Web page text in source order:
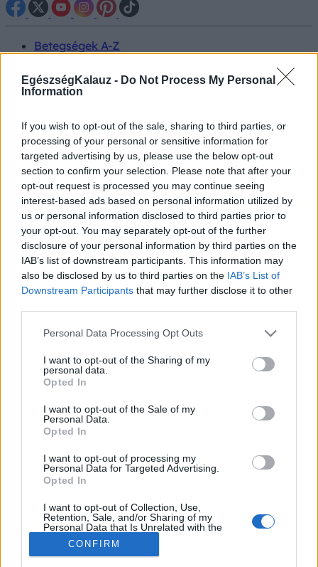
EgészségKalauz - Do Not Process My Personal
Information
If you wish to opt-out of the sale, sharing to third parties, or
processing of your personal or sensitive information for
targeted advertising by us, please use the below opt-out
section to confirm your selection. Please note that after your
opt-out request is processed you may continue seeing
interest-based ads based on personal information utilized by
us or personal information disclosed to third parties prior to
your opt-out. You may separately opt-out of the further
disclosure of your personal information by third parties on the
IAB’s list of downstream participants. This information may
also be disclosed by us to third parties on the IAB’s List of
Downstream Participants that may further disclose it to other
Please note that this website/app uses one or more Google
not limited to your visit or usage behaviour. You may click to
grant or deny consent to Google and its third-party tags to
use your data for below specified purposes in below Google
consent section.
Personal Data Processing Opt Outs
I want to opt-out of the Sharing of my
personal data.
Opted In
I want to opt-out of the Sale of my
Personal Data.
Opted In
I want to opt-out of processing my
Personal Data for Targeted Advertising.
Opted In
I want to opt-out of Collection, Use,
Retention, Sale, and/or Sharing of my
Personal Data that Is Unrelated with the
Purposes for which it was collected.
Opted Out
CONFIRM
Betegségek A-Z
Vizsgálat
Kezelés
Prevenció
Hírek
Videók
Kisállatok egészsége
#allergia#influenza#cukorbetegség
#orvosmeteorológia#vérnyomás#stroke#rákbetegség
#pajzsmirigy #reflux#ekcéma #herpesz
Regisztráció
Kezelése